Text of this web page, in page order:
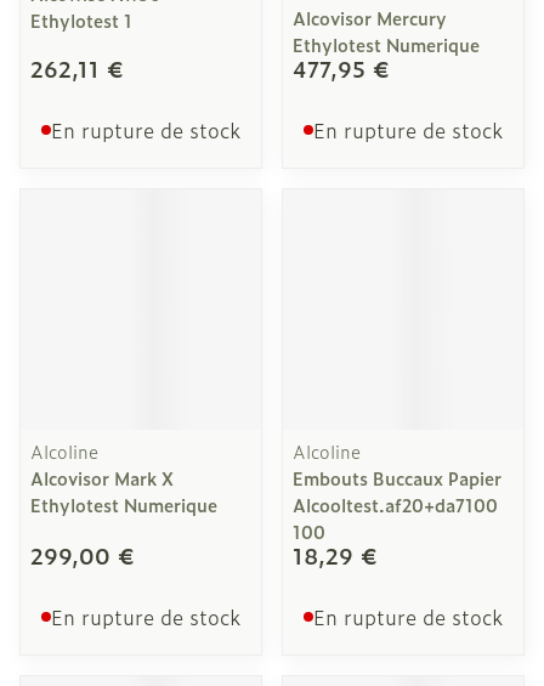
Ethylotest 1
262,11 €
En rupture de stock
Alcovisor Mercury
Ethylotest Numerique
477,95 €
En rupture de stock
Alcoline
Alcovisor Mark X
Ethylotest Numerique
299,00 €
En rupture de stock
Alcoline
Embouts Buccaux Papier
Alcooltest.af20+da7100
100
18,29 €
En rupture de stock